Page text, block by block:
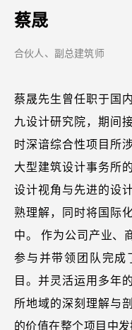
蔡晟
合伙人、副总建筑师
蔡晟先生曾任职于国
九设计研究院，期间
时深谙综合性项目所
大型建筑设计事务所
设计视角与先进的设
熟理解，同时将国际
中。 作为公司产业、
参与并带领团队完成
目。并灵活运用多年
所地域的深刻理解与
的价值在整个项目中发